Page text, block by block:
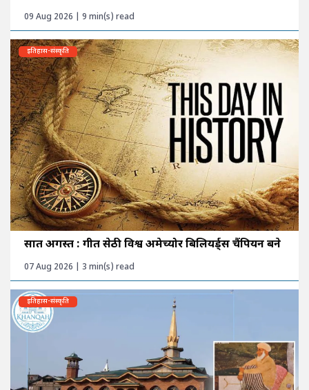
09 Aug 2026 | 9 min(s) read
इतिहास-संस्कृति
सात अगस्त : गीत सेठी विश्व अमेच्योर बिलियर्ड्स चैंपियन बने
07 Aug 2026 | 3 min(s) read
इतिहास-संस्कृति